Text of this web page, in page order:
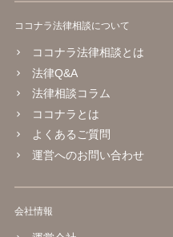
ココナラ法律相談について
ココナラ法律相談とは
法律Q&A
法律相談コラム
ココナラとは
よくあるご質問
運営へのお問い合わせ
会社情報